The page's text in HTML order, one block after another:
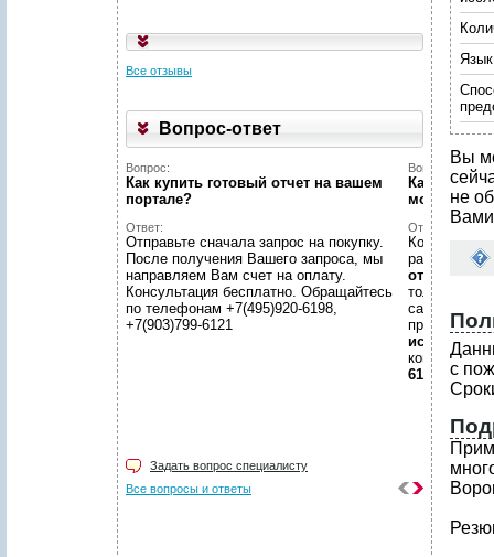
Все отзывы
Вопрос-ответ
Вопрос:
Как купить готовый отчет на вашем
портале?
Ответ:
Отправьте сначала запрос на покупку.
После получения Вашего запроса, мы
направляем Вам счет на оплату.
Консультация бесплатно. Обращайтесь
по телефонам +7(495)920-6198,
+7(903)799-6121
Вопрос:
Как найти
можете
Ответ:
Конечно
размещено
отчетов
только
самой
предложить
6198,
Задать вопрос специалисту
Все вопросы и ответы
Вы
не
с